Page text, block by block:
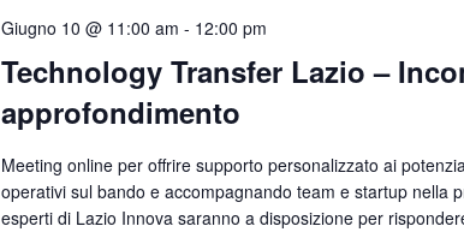
Technology Transfer Lazio –
approfondimento
Giugno 10 @ 11:00 am - 12:00 pm
Meeting online per offrire supporto personalizzato ai
operativi sul bando e accompagnando team e startup nella
esperti di Lazio Innova saranno a disposizione per